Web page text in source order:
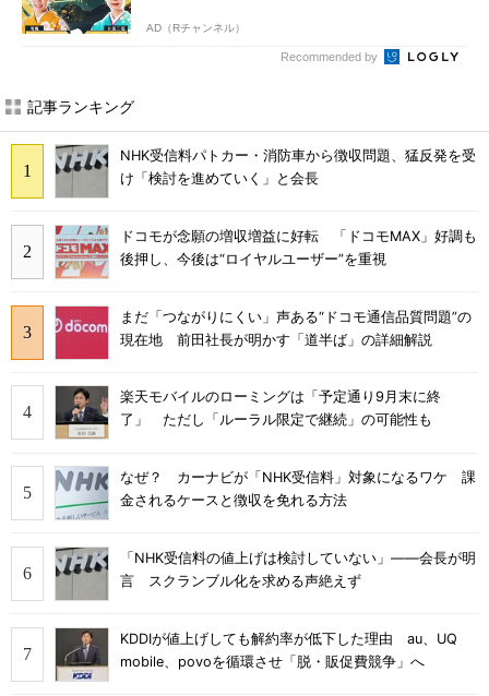
AD（Rチャンネル）
Recommended by
記事ランキング
NHK受信料パトカー・消防車から徴収問題、猛反発を受
け「検討を進めていく」と会長
ドコモが念願の増収増益に好転 「ドコモMAX」好調も
後押し、今後は“ロイヤルユーザー”を重視
まだ「つながりにくい」声ある“ドコモ通信品質問題”の
現在地 前田社長が明かす「道半ば」の詳細解説
楽天モバイルのローミングは「予定通り9月末に終
了」 ただし「ルーラル限定で継続」の可能性も
なぜ？ カーナビが「NHK受信料」対象になるワケ 課
金されるケースと徴収を免れる方法
「NHK受信料の値上げは検討していない」――会長が明
言 スクランブル化を求める声絶えず
KDDIが値上げしても解約率が低下した理由 au、UQ
mobile、povoを循環させ「脱・販促費競争」へ